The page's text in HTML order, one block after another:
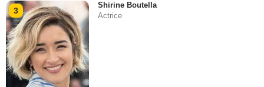
3
Shirine Boutella
Actrice